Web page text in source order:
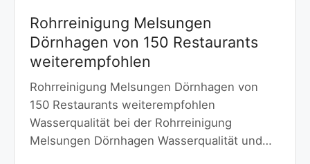
Rohrreinigung Melsungen
Dörnhagen von 150 Restaurants
weiterempfohlen
Rohrreinigung Melsungen Dörnhagen von
150 Restaurants weiterempfohlen
Wasserqualität bei der Rohrreinigung
Melsungen Dörnhagen Wasserqualität und…